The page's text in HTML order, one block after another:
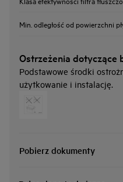
Min. odległość od powierzchni
Ostrzeżenia dotyczące
Podstawowe środki
użytkowanie i instalację.
Pobierz dokumenty